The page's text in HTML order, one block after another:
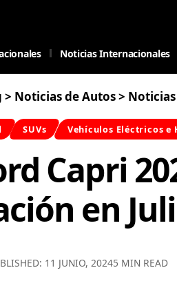
Noticias Internacionales
> Noticias de Autos>
SUVs Vehículos Eléctricos e
Capri
en
11 JUNIO, 20245 MIN READ